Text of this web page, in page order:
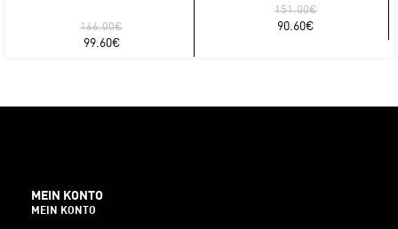
166.00€
99.60€
151.00€
90.60€
MEIN KONTO
MEIN KONTO